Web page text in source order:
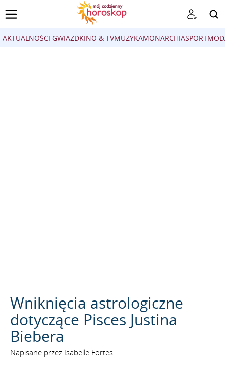
AKTUALNOŚCI GWIAZDKINO & TVMUZYKAMONARCHIASPORT
Wniknięcia astrologiczne
dotyczące Pisces Justina
Biebera
Napisane przez Isabelle Fortes